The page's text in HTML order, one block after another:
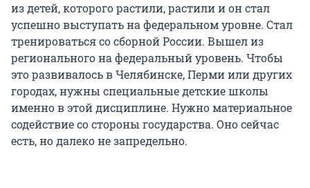
из детей, которого растили, растили и он стал
успешно выступать на федеральном уровне. Стал
тренироваться со сборной России. Вышел из
регионального на федеральный уровень. Чтобы
это развивалось в Челябинске, Перми или других
городах, нужны специальные детские школы
именно в этой дисциплине. Нужно материальное
содействие со стороны государства. Оно сейчас
есть, но далеко не запредельно.